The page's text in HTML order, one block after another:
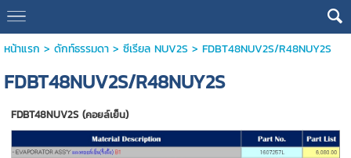
หน้าแรก > ดักท์ธรรมดา> ซีเรียล NUV2S> FDBT48NUV2S/R48NUY2S
FDBT48NUV2S/R48NUY2S
FDBT48NUV2S (คอยล์เย็น)